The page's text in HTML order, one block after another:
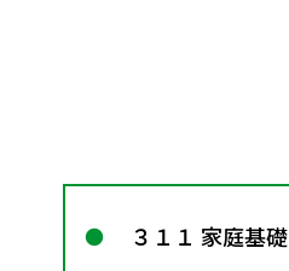
３１１ 家庭基礎